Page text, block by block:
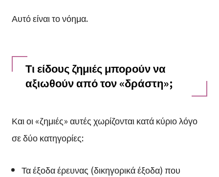
Αυτό είναι το νόημα.
Τι είδους ζημιές μπορούν να
αξιωθούν από τον «δράστη»;
Και οι «ζημιές» αυτές χωρίζονται κατά κύριο λόγο
σε δύο κατηγορίες:
Τα έξοδα έρευνας (δικηγορικά έξοδα) που